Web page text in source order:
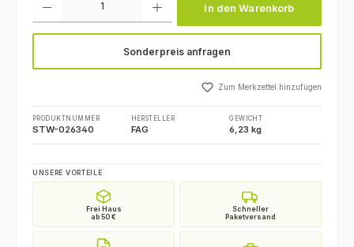
In den Warenkorb
Sonderpreis anfragen
Zum Merkzettel hinzufügen
PRODUKTNUMMER
STW-026340
HERSTELLER
FAG
GEWICHT
6,23 kg
UNSERE VORTEILE